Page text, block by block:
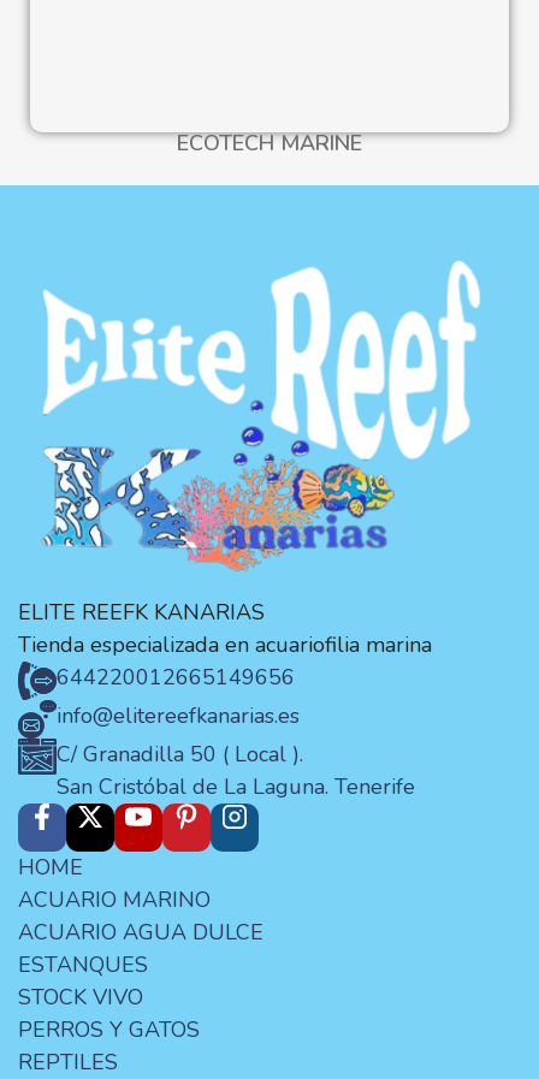
ECOTECH MARINE
ELITE REEFK KANARIAS
Tienda especializada en acuariofilia marina
644220012665149656
info@elitereefkanarias.es
C/ Granadilla 50 ( Local ).
San Cristóbal de La Laguna. Tenerife
HOME
ACUARIO MARINO
ACUARIO AGUA DULCE
ESTANQUES
STOCK VIVO
PERROS Y GATOS
REPTILES